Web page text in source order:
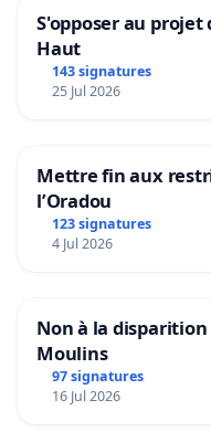
S'opposer au
Haut
143 signatures
25 Jul 2026
Mettre fin aux
l’Oradou
123 signatures
4 Jul 2026
Non à la
Moulins
97 signatures
16 Jul 2026